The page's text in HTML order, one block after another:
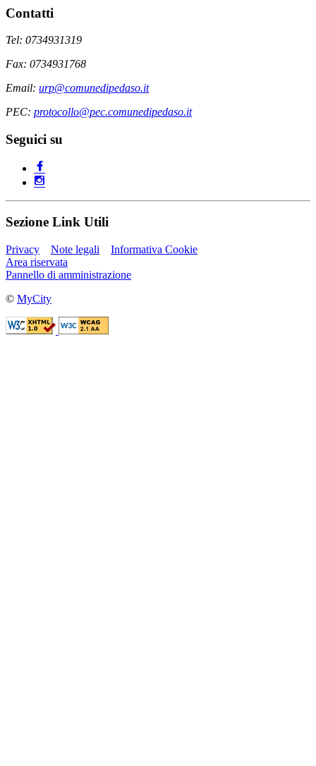
Contatti
Tel: 0734931319
Fax: 0734931768
Email: urp@comunedipedaso.it
PEC: protocollo@pec.comunedipedaso.it
Seguici su
Sezione Link Utili
Privacy Note legali
Informativa Cookie
Area riservata
Pannello di amministrazione
© MyCity